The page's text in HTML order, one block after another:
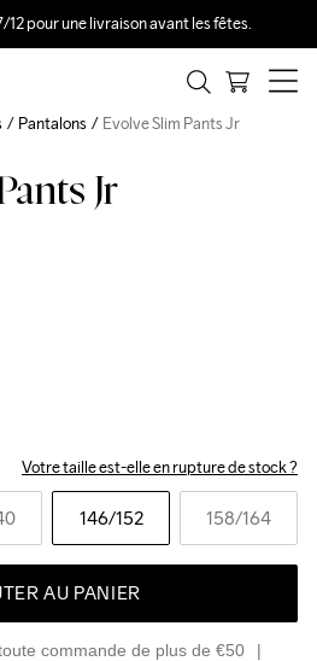
12 pour une livraison avant les fêtes.
Jr
Votre taille est-elle en rupture de stock ?
146/152 158/164
AU PANIER
commande de plus de €50
Pantalons Evolve Slim Pants Jr